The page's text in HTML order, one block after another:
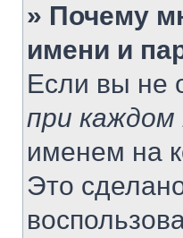
» Почему
имени и
Если вы не
при
именем на
Это